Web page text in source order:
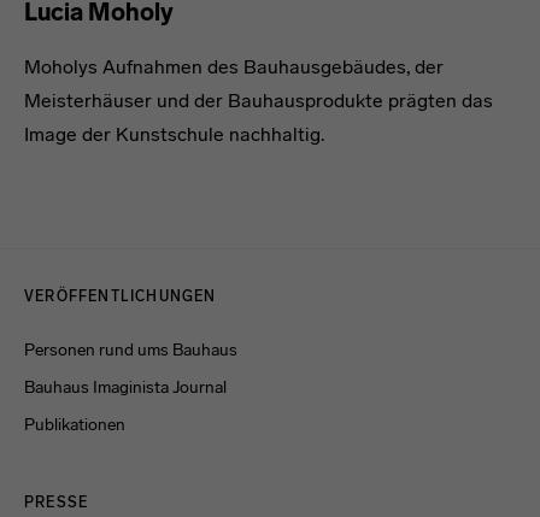
Lucia Moholy
Moholys Aufnahmen des Bauhausgebäudes, der
Meisterhäuser und der Bauhausprodukte prägten das
Image der Kunstschule nachhaltig.
VERÖFFENTLICHUNGEN
Personen rund ums Bauhaus
Bauhaus Imaginista Journal
Publikationen
PRESSE